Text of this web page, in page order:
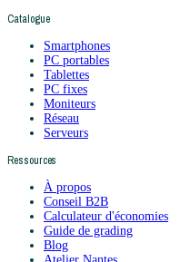
Catalogue
Smartphones
PC portables
Tablettes
PC fixes
Moniteurs
Réseau
Serveurs
Ressources
À propos
Conseil B2B
Calculateur d'économies
Guide de grading
Blog